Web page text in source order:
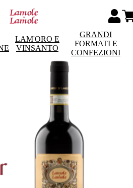
LAM'ORO E
VINSANTO
GRANDI
FORMATI E
CONFEZIONI